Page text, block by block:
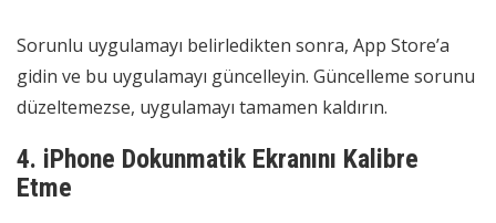
Sorunlu uygulamayı belirledikten sonra, App Store’a
gidin ve bu uygulamayı güncelleyin. Güncelleme sorunu
düzeltemezse, uygulamayı tamamen kaldırın.
4. iPhone Dokunmatik Ekranını Kalibre
Etme